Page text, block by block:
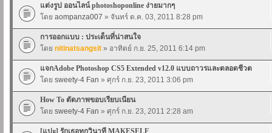
แต่งรูป ออนไลน์ photoshoponline ง่ายมากๆ
โดย aompanza007 » จันทร์ ต.ค. 03, 2011 8:28 pm
การออกแบบ : ประเด็นที่น่าสนใจ
โดย nitinatsangsit » อาทิตย์ ก.ย. 25, 2011 6:14 pm
แจกAdobe Photoshop CS5 Extended v12.0 แบบถาวรและตลอดชีวต
โดย sweety-4 Fan » ศุกร์ ก.ย. 23, 2011 3:06 pm
How To ตัดภาพขอบเรียบเนียน
โดย sweety-4 Fan » ศุกร์ ก.ย. 23, 2011 2:28 am
[แปะ] รักเธอทุกวินาที MAKESELF